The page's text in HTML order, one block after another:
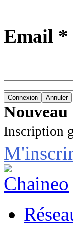
Email *
Nouveau
Inscription